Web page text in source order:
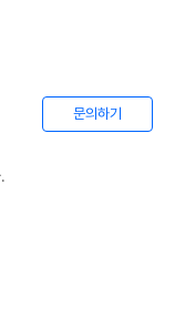
문의하기